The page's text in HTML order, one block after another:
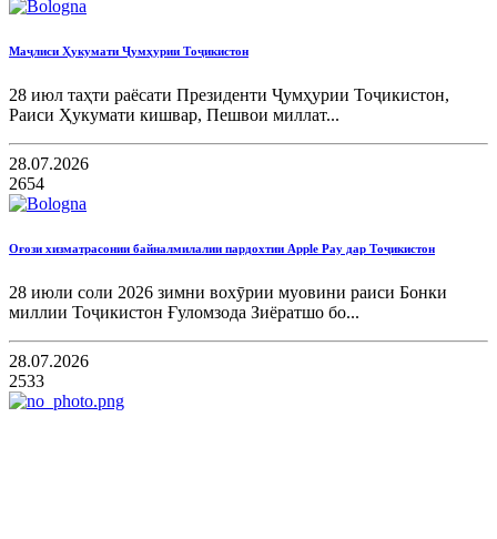
Маҷлиси Ҳукумати Ҷумҳурии Тоҷикистон
28 июл таҳти раёсати Президенти Ҷумҳурии Тоҷикистон,
Раиси Ҳукумати кишвар, Пешвои миллат...
28.07.2026
2654
Оғози хизматрасонии байналмилалии пардохтии Apple Pay дар Тоҷикистон
28 июли соли 2026 зимни вохӯрии муовини раиси Бонки
миллии Тоҷикистон Ғуломзода Зиёратшо бо...
28.07.2026
2533